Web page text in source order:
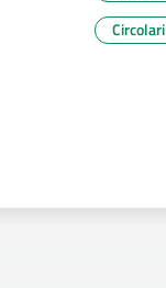
Circolari